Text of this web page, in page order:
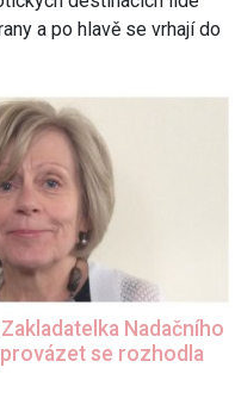
a po hlavě se vrhají do
Nadačního
se rozhodla